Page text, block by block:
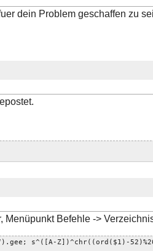
dein Problem geschaffen zu
Menüpunkt Befehle ->
s^([A-Z])^chr((ord($1)-